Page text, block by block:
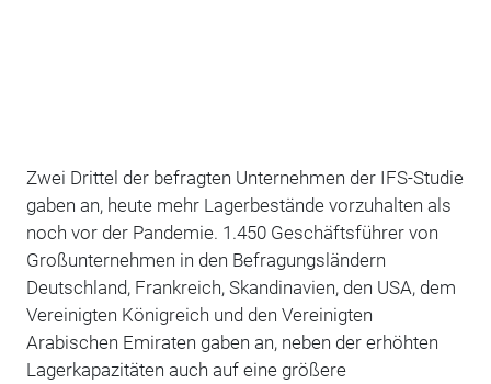
Zwei Drittel der befragten Unternehmen der IFS-Studie
gaben an, heute mehr Lagerbestände vorzuhalten als
noch vor der Pandemie. 1.450 Geschäftsführer von
Großunternehmen in den Befragungsländern
Deutschland, Frankreich, Skandinavien, den USA, dem
Vereinigten Königreich und den Vereinigten
Arabischen Emiraten gaben an, neben der erhöhten
Lagerkapazitäten auch auf eine größere